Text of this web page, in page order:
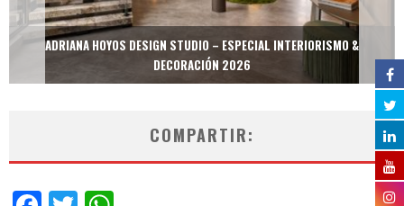
ADRIANA HOYOS DESIGN STUDIO – ESPECIAL INTERIORISMO &
DECORACIÓN 2026
COMPARTIR: